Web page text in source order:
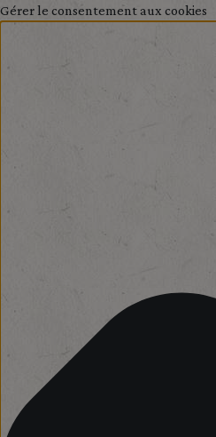
Gérer le consentement aux cookies